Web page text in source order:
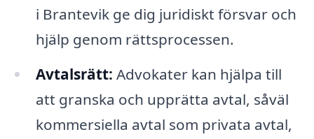
i Brantevik ge dig juridiskt försvar och
hjälp genom rättsprocessen.
Avtalsrätt: Advokater kan hjälpa till
att granska och upprätta avtal, såväl
kommersiella avtal som privata avtal,